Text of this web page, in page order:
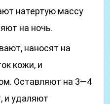
натертую массу
на ночь.
наносят на
кожи, и
Оставляют на 3—4
и удаляют